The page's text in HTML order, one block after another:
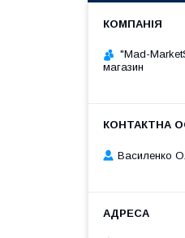
"Mad-
магазин
Василенко